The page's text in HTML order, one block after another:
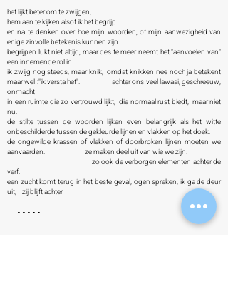
het lijkt beter om te zwijgen,
hem aan te kijken alsof ik het begrijp
en na te denken over hoe mijn woorden, of mijn aanwezigheid van
enige zinvolle betekenis kunnen zijn.
begrijpen lukt niet altijd, maar des te meer neemt het "aanvoelen van"
een innemende rol in.
ik zwijg nog steeds, maar knik, omdat knikken nee noch ja betekent
maar wel :"ik versta het". achter ons veel lawaai, geschreeuw,
onmacht
in een ruimte die zo vertrouwd lijkt, die normaal rust biedt, maar niet
nu.
de stilte tussen de woorden lijken even belangrijk als het witte
onbeschilderde tussen de gekleurde lijnen en vlakken op het doek.
de ongewilde krassen of vlekken of doorbroken lijnen moeten we
aanvaarden. ze maken deel uit van wie we zijn.
zo ook de verborgen elementen achter de
verf.
een zucht komt terug in het beste geval, ogen spreken, ik ga de deur
uit, zij blijft achter
- - - - -